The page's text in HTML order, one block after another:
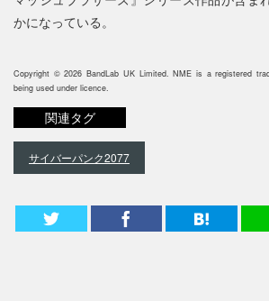
かになっている。
Copyright © 2026 BandLab UK Limited. NME is a registered
being used under licence.
関連タグ
サイバーパンク2077